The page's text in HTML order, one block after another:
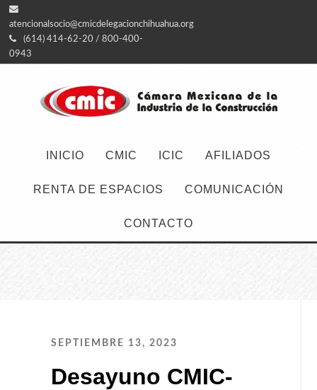
atencionalsocio@cmicdelegacionchihuahua.org
(614) 414-62-20 / 800-400-
0943
INICIO CMIC ICIC AFILIADOS
RENTA DE ESPACIOS COMUNICACIÓN
CONTACTO
SEPTIEMBRE 13, 2023
Desayuno CMIC-